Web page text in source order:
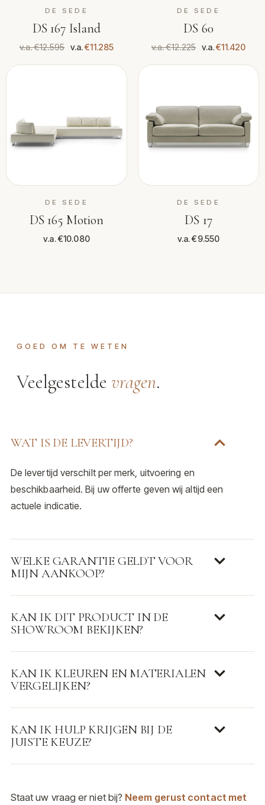
DE SEDE
DS 167 Island
v.a. €12.595 v.a.€11.285
DE SEDE
DS 60
v.a. €12.225 v.a.€11.420
DE SEDE
DS 165 Motion
v.a. €10.080
DE SEDE
DS 17
v.a. €9.550
GOED OM TE WETEN
Veelgestelde vragen.
WAT IS DE LEVERTIJD?
De levertijd verschilt per merk, uitvoering en
beschikbaarheid. Bij uw offerte geven wij altijd een
actuele indicatie.
WELKE GARANTIE GELDT VOOR
MIJN AANKOOP?
KAN IK DIT PRODUCT IN DE
SHOWROOM BEKIJKEN?
KAN IK KLEUREN EN MATERIALEN
VERGELIJKEN?
KAN IK HULP KRIJGEN BIJ DE
JUISTE KEUZE?
Staat uw vraag er niet bij? Neem gerust contact met